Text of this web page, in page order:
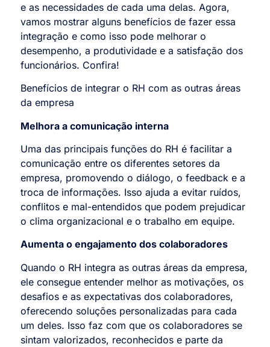
e as necessidades de cada uma delas. Agora,
vamos mostrar alguns benefícios de fazer essa
integração e como isso pode melhorar o
desempenho, a produtividade e a satisfação dos
funcionários. Confira!
Benefícios de integrar o RH com as outras áreas
da empresa
Melhora a comunicação interna
Uma das principais funções do RH é facilitar a
comunicação entre os diferentes setores da
empresa, promovendo o diálogo, o feedback e a
troca de informações. Isso ajuda a evitar ruídos,
conflitos e mal-entendidos que podem prejudicar
o clima organizacional e o trabalho em equipe.
Aumenta o engajamento dos colaboradores
Quando o RH integra as outras áreas da empresa,
ele consegue entender melhor as motivações, os
desafios e as expectativas dos colaboradores,
oferecendo soluções personalizadas para cada
um deles. Isso faz com que os colaboradores se
sintam valorizados, reconhecidos e parte da